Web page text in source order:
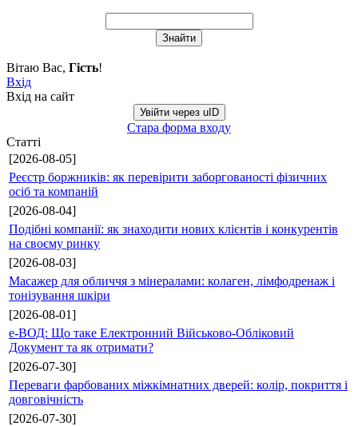
Вітаю Вас, Гість!
Вхід
Вхід на сайт
Увійти через uID
Стара форма входу
Статті
[2026-08-05]
Реєстр боржників: як перевірити заборгованості фізичних
осіб та компаній
[2026-08-04]
Подібні компанії: як знаходити нових клієнтів і конкурентів
на своєму ринку
[2026-08-03]
Масажер для обличчя з мінералами: колаген, лімфодренаж і
тонізування шкіри
[2026-08-01]
е-ВОД: Що таке Електронний Військово-Обліковий
Документ та як отримати?
[2026-07-30]
Переваги фарбованих міжкімнатних дверей: колір, покриття і
довговічність
[2026-07-30]